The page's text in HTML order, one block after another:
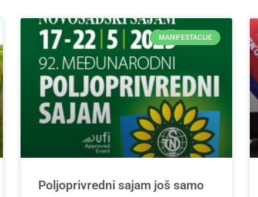
MANIFESTACIJE
Poljoprivredni sajam još samo